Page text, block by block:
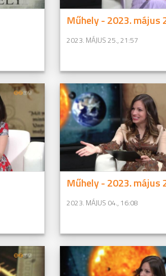
Műhely - 2023. május
2023. MÁJUS 25., 21:57
Műhely - 2023. május
2023. MÁJUS 04., 16:08